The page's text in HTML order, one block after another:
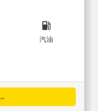
local_gas_station
汽油